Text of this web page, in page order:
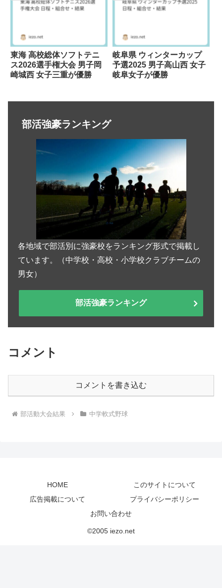
東海 高校総体ソフトテニ
ス2026選手権大会 男子岡
崎城西 女子三重が優勝
岐阜県 ウィンターカップ
予選2025 男子高山西 女子
岐阜女子が優勝
部活強豪ランキング
各地域で部活別に強豪校をランキング形式で掲載し
ています。（中学校・高校・小学校クラブチームの
男女）
部活強豪ランキング
コメント
コメントを書き込む
部活動大会結果 中学軟式野球
HOME
このサイトについて
広告掲載について
プライバシーポリシー
お問い合わせ
©2005 iezo.net